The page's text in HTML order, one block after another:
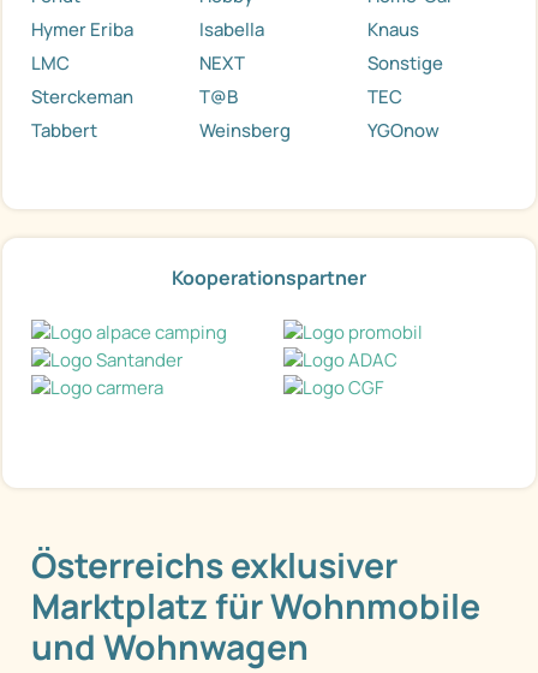
Hymer Eriba
Isabella
Knaus
LMC
NEXT
Sonstige
Sterckeman
T@B
TEC
Tabbert
Weinsberg YGOnow
Kooperationspartner
Österreichs exklusiver
Marktplatz für Wohnmobile
und Wohnwagen